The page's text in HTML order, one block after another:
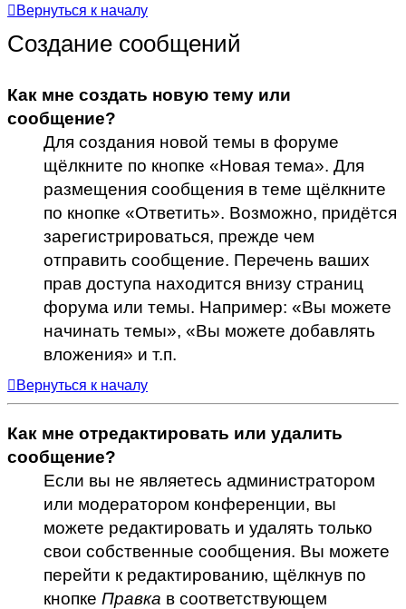
Вернуться к началу
Создание сообщений
Как мне создать новую тему или
сообщение?
Для создания новой темы в форуме
щёлкните по кнопке «Новая тема». Для
размещения сообщения в теме щёлкните
по кнопке «Ответить». Возможно, придётся
зарегистрироваться, прежде чем
отправить сообщение. Перечень ваших
прав доступа находится внизу страниц
форума или темы. Например: «Вы можете
начинать темы», «Вы можете добавлять
вложения» и т.п.
Вернуться к началу
Как мне отредактировать или удалить
сообщение?
Если вы не являетесь администратором
или модератором конференции, вы
можете редактировать и удалять только
свои собственные сообщения. Вы можете
перейти к редактированию, щёлкнув по
кнопке Правка в соответствующем